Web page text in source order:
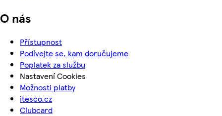
O nás
Přístupnost
Podívejte se, kam doručujeme
Poplatek za službu
Nastavení Cookies
Možnosti platby
itesco.cz
Clubcard